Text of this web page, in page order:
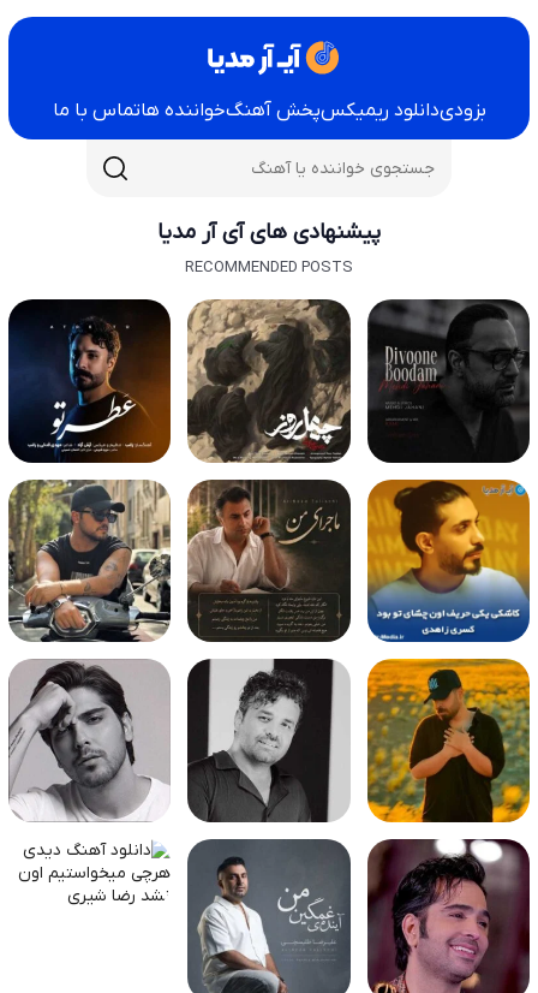
بزودیدانلود ریمیکسپخش آهنگخواننده هاتماس با ما
پیشنهادی های آی آر مدیا
RECOMMENDED POSTS